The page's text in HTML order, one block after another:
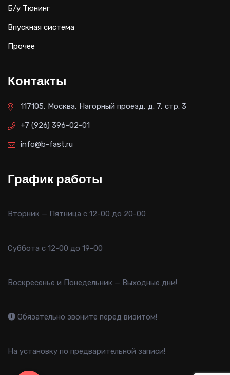
Б/у Тюнинг
Впускная система
Прочее
Контакты
117105, Москва, Нагорный проезд, д. 7, стр. 3
+7 (926) 396-02-01
info@b-fast.ru
График работы
Вторник — Пятница с 12-00 до 20-00
Суббота с 12-00 до 19-00
Воскресенье и Понедельник — Выходные дни!
Обязательно звоните перед визитом!
На установку по предварительной записи!